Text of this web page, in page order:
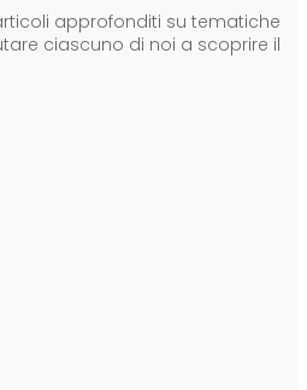
approfonditi su tematiche
ciascuno di noi a scoprire il